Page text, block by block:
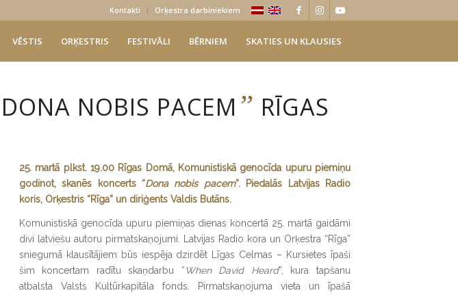
Kontakti Orķestra darbiniekiem
VĒSTIS ORĶESTRIS FESTIVĀLI BĒRNIEM SKATIES UN KLAUSIES
DONA NOBIS PACEM ” RĪGAS
25. martā plkst. 19.00 Rīgas Domā, Komunistiskā genocīda upuru piemiņu
godinot, skanēs koncerts “Dona nobis pacem”. Piedalās Latvijas Radio
koris, Orķestris “Rīga” un diriģents Valdis Butāns.
Komunistiskā genocīda upuru piemiņas dienas koncertā 25. martā gaidāmi
divi latviešu autoru pirmatskaņojumi. Latvijas Radio kora un Orķestra “Rīga”
sniegumā klausītājiem būs iespēja dzirdēt Līgas Celmas – Kursietes īpaši
šim koncertam radītu skaņdarbu “When David Heard”, kura tapšanu
atbalsta Valsts Kultūrkapitāla fonds. Pirmatskaņojuma vieta un īpašā